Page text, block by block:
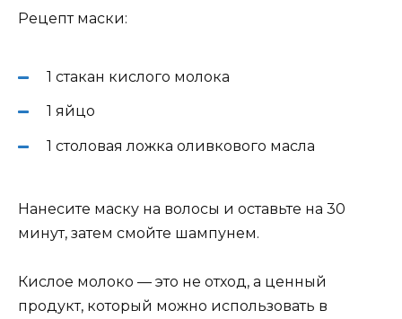
Рецепт маски:
1 стакан кислого молока
1 яйцо
1 столовая ложка оливкового масла
Нанесите маску на волосы и оставьте на 30
минут, затем смойте шампунем.
Кислое молоко — это не отход, а ценный
продукт, который можно использовать в